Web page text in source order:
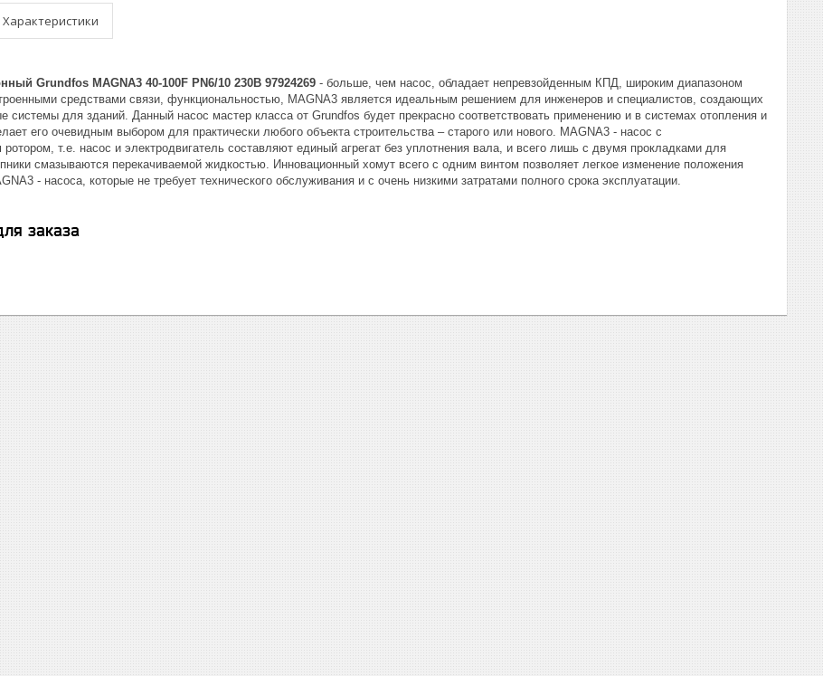
Характеристики
Grundfos MAGNA3 40-100F PN6/10 230В 97924269 - больше, чем насос, обладает непревзойденным КПД, широким диапазоном
средствами связи, функциональностью, MAGNA3 является идеальным решением для инженеров и специалистов, создающих
системы для зданий. Данный насос мастер класса от Grundfos будет прекрасно соответствовать применению и в системах отопления и
его очевидным выбором для практически любого объекта строительства – старого или нового. MAGNA3 - насос с
ротором, т.е. насос и электродвигатель составляют единый агрегат без уплотнения вала, и всего лишь с двумя прокладками для
смазываются перекачиваемой жидкостью. Инновационный хомут всего с одним винтом позволяет легкое изменение положения
- насоса, которые не требует технического обслуживания и с очень низкими затратами полного срока эксплуатации.
заказа